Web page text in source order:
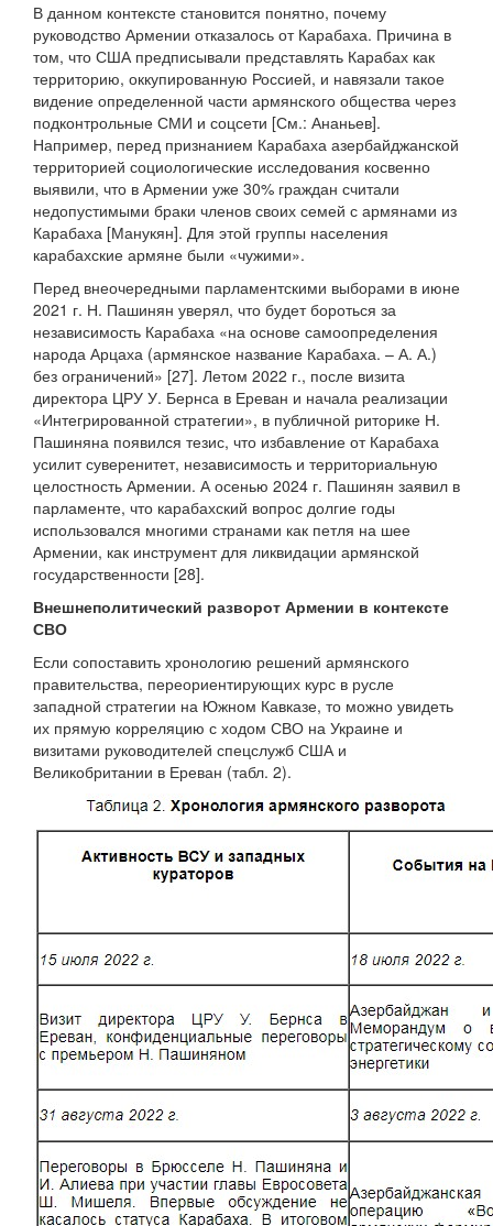
В данном контексте становится понятно, почему
руководство Армении отказалось от Карабаха. Причина в
том, что США предписывали представлять Карабах как
территорию, оккупированную Россией, и навязали такое
видение определенной части армянского общества через
подконтрольные СМИ и соцсети [См.: Ананьев].
Например, перед признанием Карабаха азербайджанской
территорией социологические исследования косвенно
выявили, что в Армении уже 30% граждан считали
недопустимыми браки членов своих семей с армянами из
Карабаха [Манукян]. Для этой группы населения
карабахские армяне были «чужими».
Перед внеочередными парламентскими выборами в июне
2021 г. Н. Пашинян уверял, что будет бороться за
независимость Карабаха «на основе самоопределения
народа Арцаха (армянское название Карабаха. – А. А.)
без ограничений» [27]. Летом 2022 г., после визита
директора ЦРУ У. Бернса в Ереван и начала реализации
«Интегрированной стратегии», в публичной риторике Н.
Пашиняна появился тезис, что избавление от Карабаха
усилит суверенитет, независимость и территориальную
целостность Армении. А осенью 2024 г. Пашинян заявил в
парламенте, что карабахский вопрос долгие годы
использовался многими странами как петля на шее
Армении, как инструмент для ликвидации армянской
государственности [28].
Внешнеполитический разворот Армении в контексте
СВО
Если сопоставить хронологию решений армянского
правительства, переориентирующих курс в русле
западной стратегии на Южном Кавказе, то можно увидеть
их прямую корреляцию с ходом СВО на Украине и
визитами руководителей спецслужб США и
Великобритании в Ереван (табл. 2).